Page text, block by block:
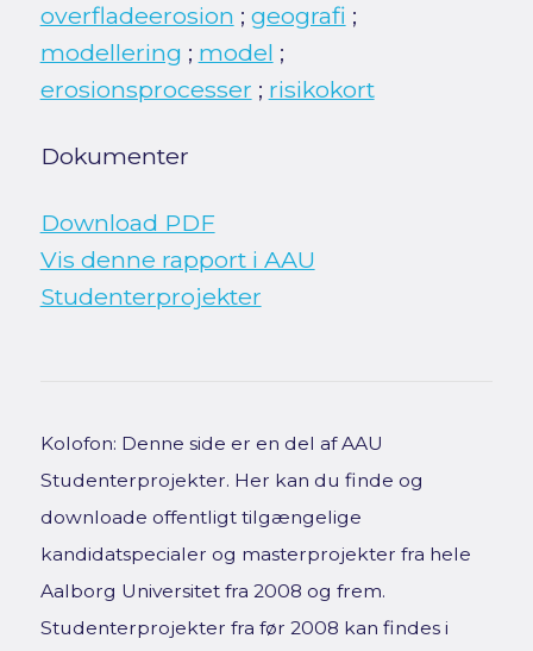
overfladeerosion ; geografi ;
modellering ; model ;
erosionsprocesser ; risikokort
Dokumenter
Download PDF
Vis denne rapport i AAU
Studenterprojekter
Kolofon: Denne side er en del af AAU
Studenterprojekter. Her kan du finde og
downloade offentligt tilgængelige
kandidatspecialer og masterprojekter fra hele
Aalborg Universitet fra 2008 og frem.
Studenterprojekter fra før 2008 kan findes i